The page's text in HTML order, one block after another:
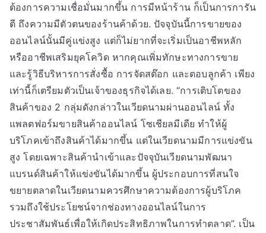
ต้องการความเชื่อมั่นมากขึ้น การมีหน้าร้าน ก็เป็นการการัน
ตี ถึงความมีตัวตนของร้านค้าด้วย. ปัจจุบันนี้การขายของ
ออนไลน์นั้นมีคู่แข่งสูง แต่ก็ไม่ยากที่จะเริ่มเป็นอาชีพหลัก
หรืออาชีพเสริมยุคโควิด หากคุณเพิ่มทักษะทางการขาย
และรู้วิธีบริหารการสั่งซื้อ การจัดสต๊อก และตอบลูกค้า เพียง
เท่านี้ก็เตรียมตัวเป็นเจ้าของธุรกิจได้เลย. “การเติบโตของ
สินค้าของ 2 กลุ่มดังกล่าวในเวียดนามผ่านออนไลน์ ทั้ง
แพลตฟอร์มขายสินค้าออนไลน์ โซเชียลมีเดีย ทำให้ผู้
บริโภคเข้าถึงสินค้าได้มากขึ้น แต่ในเวียดนามมีการแข่งขัน
สูง โดยเฉพาะสินค้านำเข้าและปัจจุบันเวียดนามพัฒนา
แบรนด์สินค้าให้แข่งขันได้มากขึ้น ผู้ประกอบการที่สนใจ
ขยายตลาดในเวียดนามควรศึกษาความต้องการผู้บริโภค
รวมถึงใช้ประโยชน์จากช่องทางออนไลน์ในการ
ประชาสัมพันธ์เพื่อให้เกิดประสิทธิภาพในการทำตลาด”. เป็น